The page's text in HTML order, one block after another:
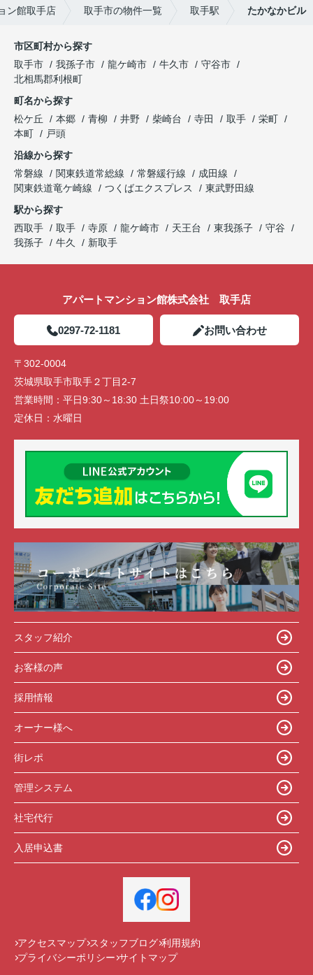
ン館取手店 取手市の物件一覧 取手駅 たかなかビル
市区町村から探す
取手市
我孫子市 龍ケ崎市 牛久市
守谷市
北相馬郡利根町
町名から探す
松ケ丘
本郷 青柳 井野 柴崎台 寺田 取手
栄町
本町
戸頭
沿線から探す
常磐線
関東鉄道常総線 常磐緩行線
成田線
関東鉄道竜ケ崎線
つくばエクスプレス
東武野田線
駅から探す
西取手
取手 寺原 龍ケ崎市 天王台 東我孫子
守谷
我孫子
牛久 新取手
アパートマンション館株式会社 取手店
0297-72-1181 お問い合わせ
〒302-0004
茨城県取手市取手２丁目2-7
営業時間： 平日9:30～18:30 土日祭10:00～19:00
定休日： 水曜日
スタッフ紹介
お客様の声
採用情報
オーナー様へ
街レポ
管理システム
社宅代行
入居申込書
アクセスマップ スタッフブログ 利用規約
プライバシーポリシー サイトマップ